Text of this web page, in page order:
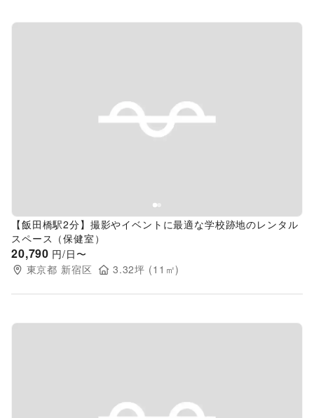
Previous slide
【飯田橋駅2分】撮影やイベントに最適な学校跡地のレンタル
スペース（保健室）
20,790 円/日〜
東京都 新宿区 3.32坪 (11 ㎡)